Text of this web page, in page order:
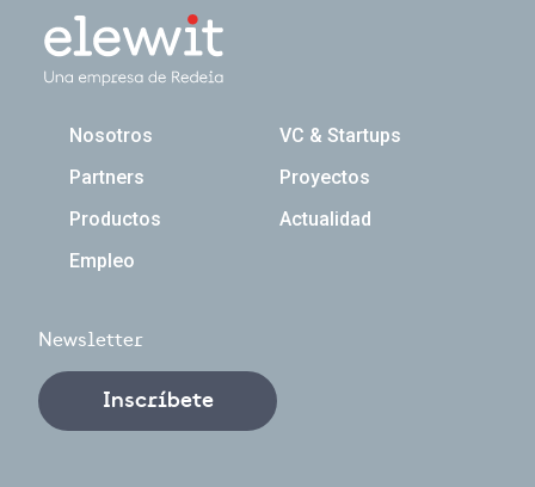
Navegación principal
Nosotros
VC & Startups
Partners
Proyectos
Productos
Actualidad
Empleo
Newsletter
Inscríbete